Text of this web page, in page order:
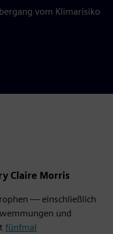
vom Klimarisiko
Claire Morris
— einschließlich
und
fünfmal